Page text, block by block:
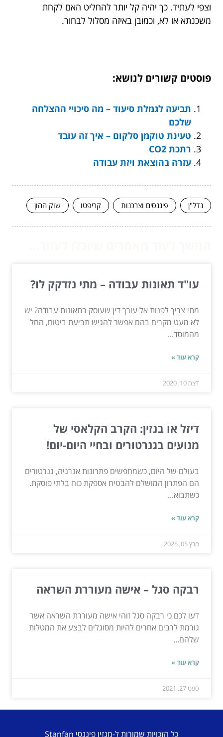
וצפי לעתיד. כך יהיה קל יותר להחליט האם לקחת
משכנתא או לא, וכמובן באיזה מסלול לבחור.
פוסטים קשורים לנושא:
תביעה לגמלת סיעוד – מה סיכויי ההצלחה
שלכם
טעינת טוקמן סלקום – איך זה עובד
רתכת CO2
עזרה בהוצאת ויזת עבודה
נדל"ן פיננסים וצרכנות קריפטו שוק ההון
עו"ד תאונות עבודה – מתי נזדקק לו?
מתי צריך לפנות אל עורך דין שעוסק בתאונות עבודה? יש
לא מעט מקרים בהם אפשר להגיש תביעת ביטוח, החל
מהמוסד...
קרא עוד »
דצמ 10, 2020
דיזל או בנזין: הקרב הקלאסי של
מנועים בגנרטורים ובחיי היום-יום!
בעולם של היום, כשמחפשים פתרונות אנרגיה, גנרטורים
הם הפתרון המושלם להבטיח אספקת כוח בלתי פוסקת.
כשתבוא...
קרא עוד »
מרץ 05, 2025
רבקה סגל – אישה מעוררת השראה
דעו לכם כי רבקה סגל זוהי אישה מעוררת השראה אשר
גורמת לרבים אחרים להיות מסוגלים לבצע את המטלות
שלהם...
קרא עוד »
ספט 27, 2021
כל הזכויות שמורות ל-מגזין פיננסי Stanfan